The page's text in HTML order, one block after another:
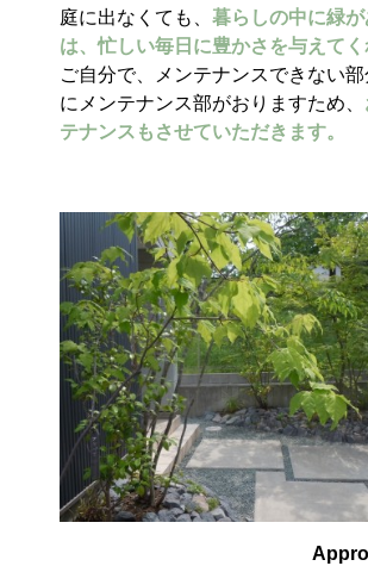
庭に出なくても、 暮らしの中に緑が
は、忙しい毎日に豊かさを与えてく
ご自分で、メンテナンスできない
にメンテナンス部がおりますため、
テナンスもさせていただきます。